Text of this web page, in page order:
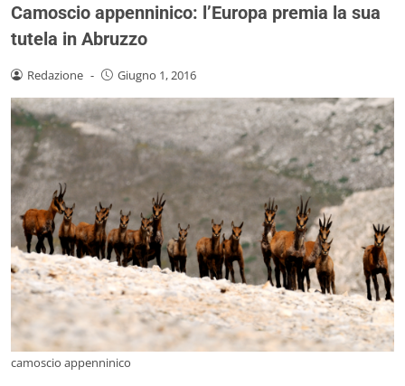
Camoscio appenninico: l’Europa premia la sua
tutela in Abruzzo
Redazione - Giugno 1, 2016
camoscio appenninico